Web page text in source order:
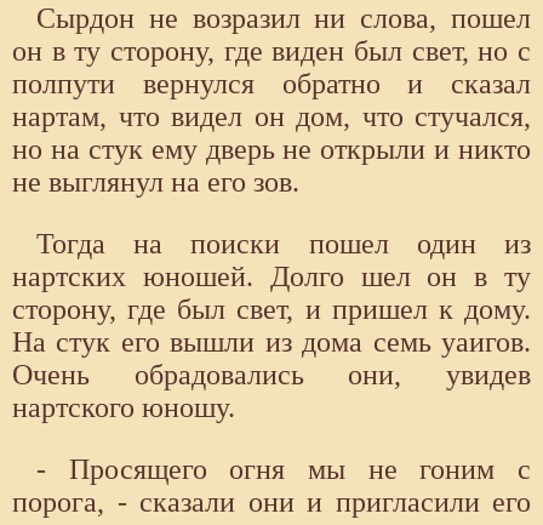
Сырдон не возразил ни слова, пошел
он в ту сторону, где виден был свет, но с
полпути вернулся обратно и сказал
нартам, что видел он дом, что стучался,
но на стук ему дверь не открыли и никто
не выглянул на его зов.
Тогда на поиски пошел один из
нартских юношей. Долго шел он в ту
сторону, где был свет, и пришел к дому.
На стук его вышли из дома семь уаигов.
Очень обрадовались они, увидев
нартского юношу.
- Просящего огня мы не гоним с
порога, - сказали они и пригласили его